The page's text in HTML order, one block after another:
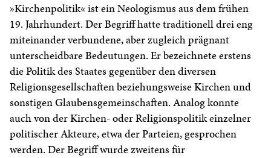
»Kirchenpolitik« ist ein Neologismus aus dem frühen
19. Jahrhundert. Der Begriff hatte traditionell drei eng
miteinander verbundene, aber zugleich prägnant
unterscheidbare Bedeutungen. Er bezeichnete erstens
die Politik des Staates gegenüber den diversen
Religionsgesellschaften beziehungsweise Kirchen und
sonstigen Glaubensgemeinschaften. Analog konnte
auch von der Kirchen- oder Religionspolitik einzelner
politischer Akteure, etwa der Parteien, gesprochen
werden. Der Begriff wurde zweitens für